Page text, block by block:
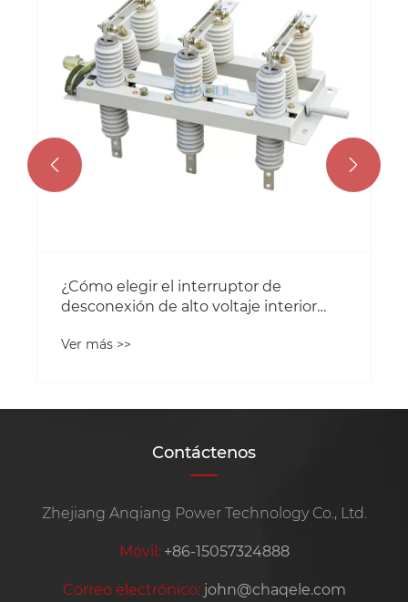
confiable de media tensión?
Ver más >>
 
Contáctenos
Zhejiang Anqiang Power Technology Co., Ltd.
Móvil: +86-15057324888
Correo electrónico: john@chaqele.com